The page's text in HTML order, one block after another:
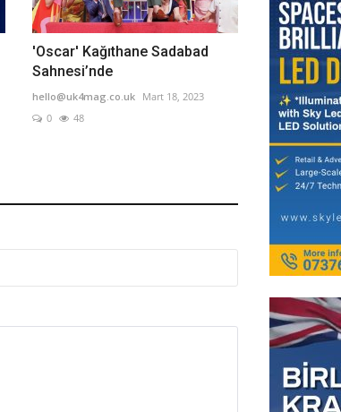
'Oscar' Kağıthane Sadabad
Sahnesi’nde
hello@uk4mag.co.uk
Mart 18, 2023
0
48